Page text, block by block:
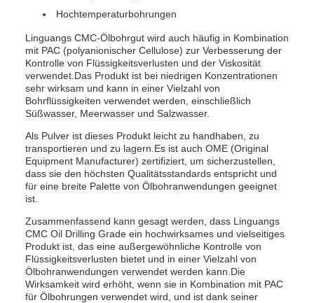
Hochtemperaturbohrungen
Linguangs CMC-Ölbohrgut wird auch häufig in Kombination
mit PAC (polyanionischer Cellulose) zur Verbesserung der
Kontrolle von Flüssigkeitsverlusten und der Viskosität
verwendet.Das Produkt ist bei niedrigen Konzentrationen
sehr wirksam und kann in einer Vielzahl von
Bohrflüssigkeiten verwendet werden, einschließlich
Süßwasser, Meerwasser und Salzwasser.
Als Pulver ist dieses Produkt leicht zu handhaben, zu
transportieren und zu lagern.Es ist auch OME (Original
Equipment Manufacturer) zertifiziert, um sicherzustellen,
dass sie den höchsten Qualitätsstandards entspricht und
für eine breite Palette von Ölbohranwendungen geeignet
ist.
Zusammenfassend kann gesagt werden, dass Linguangs
CMC Oil Drilling Grade ein hochwirksames und vielseitiges
Produkt ist, das eine außergewöhnliche Kontrolle von
Flüssigkeitsverlusten bietet und in einer Vielzahl von
Ölbohranwendungen verwendet werden kann.Die
Wirksamkeit wird erhöht, wenn sie in Kombination mit PAC
für Ölbohrungen verwendet wird, und ist dank seiner